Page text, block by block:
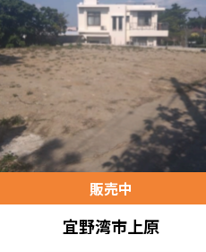
販売中
宜野湾市上原